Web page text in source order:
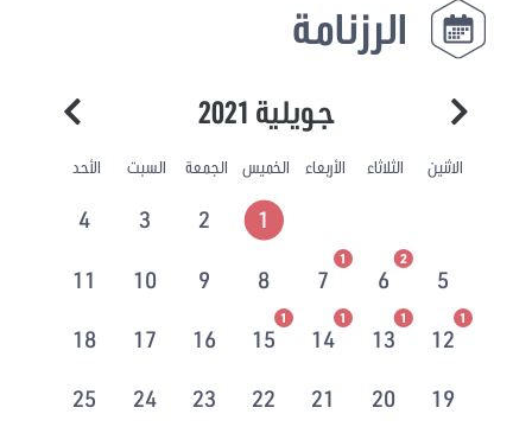
الرزنامة
جويلية 2021
الاثنين الثلاثاء الأربعاء الخميس الجمعة السبت الأحد
1
2
3
4
5
6
2
7
1
8
9
10
11
12
1
13
1
14
1
15
1
16
17
18
19
20
21
22
23
24
25